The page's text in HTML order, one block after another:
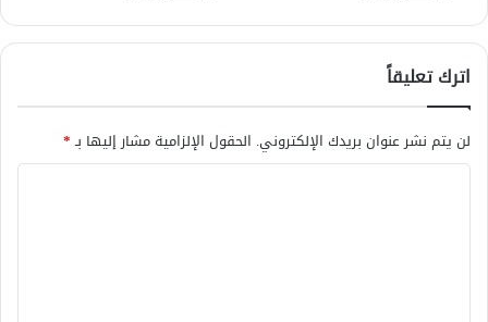
اترك تعليقاً
لن يتم نشر عنوان بريدك الإلكتروني. الحقول الإلزامية مشار إليها بـ*